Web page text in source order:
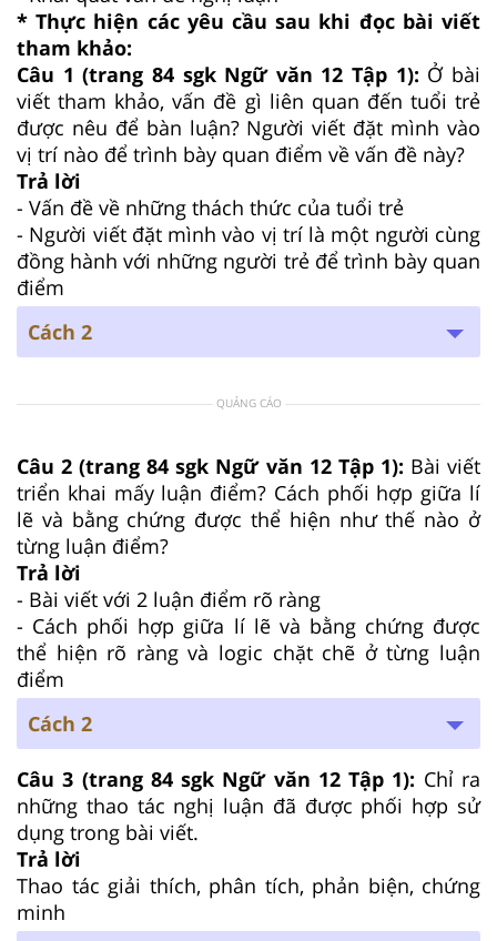
* Thực hiện các yêu cầu sau khi đọc bài viết
tham khảo:
Câu 1 (trang 84 sgk Ngữ văn 12 Tập 1): Ở bài
viết tham khảo, vấn đề gì liên quan đến tuổi trẻ
được nêu để bàn luận? Người viết đặt mình vào
vị trí nào để trình bày quan điểm về vấn đề này?
Trả lời
- Vấn đề về những thách thức của tuổi trẻ
- Người viết đặt mình vào vị trí là một người cùng
đồng hành với những người trẻ để trình bày quan
điểm
Cách 2
QUẢNG CÁO
Câu 2 (trang 84 sgk Ngữ văn 12 Tập 1): Bài viết
triển khai mấy luận điểm? Cách phối hợp giữa lí
lẽ và bằng chứng được thể hiện như thế nào ở
từng luận điểm?
Trả lời
- Bài viết với 2 luận điểm rõ ràng
- Cách phối hợp giữa lí lẽ và bằng chứng được
thể hiện rõ ràng và logic chặt chẽ ở từng luận
điểm
Cách 2
Câu 3 (trang 84 sgk Ngữ văn 12 Tập 1): Chỉ ra
những thao tác nghị luận đã được phối hợp sử
dụng trong bài viết.
Trả lời
Thao tác giải thích, phân tích, phản biện, chứng
minh